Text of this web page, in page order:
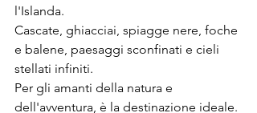
l'Islanda.
Cascate, ghiacciai, spiagge nere, foche
e balene, paesaggi sconfinati e cieli
stellati infiniti.
Per gli amanti della natura e
dell'avventura, è la destinazione ideale.